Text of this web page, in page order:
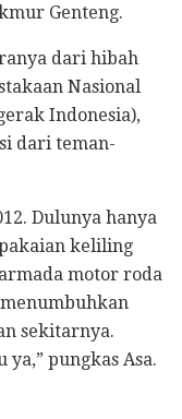
Genteng.
dari hibah
Nasional
Indonesia),
dari teman-
Dulunya hanya
keliling
motor roda
sekitarnya.
ya,” pungkas Asa.